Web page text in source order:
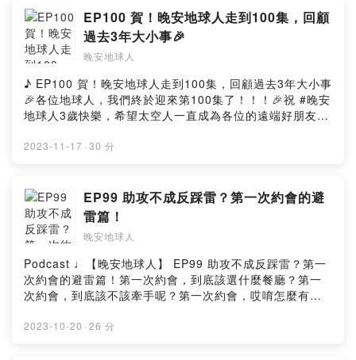
自在又專業完整的錄音空間～～MicMind Studio 提供六種
不同的主題空間，除了錄製Podcast以外，線上直播、課
程、節目拍攝等多元用途，都可以在這裡找到滿意的空
間！最最最重要的是，各位帥帥&水水來錄音前記得先
時拍沙龍照✨* 想看更多錄音室的漂亮畫面，請留守我們的
IG也歡迎到官網上了解更多：
https://www.micmind.studio--【本集精華重點】❤️ 傑西
真正體悟到：要先學會愛自己，才會好好愛別人❤️ 戀愛中
不代表改變，改變是一體多面的晚安地球人終於開通FB和
IG了，看到這兒的你快手刀去關注一波！🔍：晚安地球人
（@𝒘𝒂𝒏𝒂𝒏.𝒔𝒑𝒂𝒄𝒆𝒎𝒂𝒏）#晚安地球人 #晚安星球
#wananspaceman #wananplanet #WanAn• 更多晚安星
球 •▻ 晚安地球人 ◅主持 / Rain雨庭 Jess傑西動畫 /
XiaoTser曉池錄音 / Jess傑西 Rain雨庭剪輯 / Jess傑西
Rain雨庭文案 / Jess傑西▻ 背景BGM來源 ◅music by
sic promoted by suara id https://bit.ly/3gnOcnU▻ 晚
一直接感受就是：好！上！頭！在不爆雷的前提下，歡迎
大家好好聽聽這一集，聽聽新書的觀後心得❝ 沒有誰是壞
人，我們都只是有時會做壞事的人 ❞大家小時候都一定思
考過「長大後我會成為什麼樣的大人？」我們或許不會成
為了不起的大人，也不會成為拯救世界的英雄好漢但長大
的過程中才發現會有許多身不由己，也有很多無能為力有
些時候甚至一個無心之過，傷害了愛你且你深愛的人......
長大以後，如果我有了孩子，我希望我不會這樣教他／
她...不要阻止他／她、讓他／她去嘗試，讓曾經歷過的家
故事，我們可以投射到生活的點滴看完這本書的感想就
是：這本書跟人生其實有許多的相似之處像吃了糖果般甜
膩的感受去體會家人和愛人的愛與暖意；偶爾也像吃了檸
檬般酸澀無比、難以跨過這番滋味；也有些時候像是踩了
走進看不見盡頭的迷宮，完全找不到方向和出口...不劇
透，這本書太值得好好坐下來細細品味！無法控制的人生
與苦痛，以我們告終吧！2023再見，一起將心態歸零，好
（@𝒘𝒂𝒏𝒂𝒏.𝒔𝒑𝒂𝒄𝒆𝒎𝒂𝒏）的IG參加抽獎活動～❤️ᵕ̈ ᵕ̈ ᵕ̈ ᵕ̈ ᵕ̈ ᵕ̈ ᵕ̈
EP100 賀！晚安地球人走到100集，回顧
過去3年大小事🎉
晚安地球人
♪ EP100 賀！晚安地球人走到100集，回顧過去3年大小事
🎉各位地球人，我們終於迎來第100集了！！！🎉祝 #晚安
地球人3歲快樂，希望太空人一直成為各位的遠端好朋友
生活的碎片，好好地放入每一集當中也會盡可能發想跟當
回頭看看我們都不一樣了太空總部見證了我們的變化和成
長，從長髮變短髮又變長髮的那種除了外型產生了一些變
化（變老的部分），身分和心態也變很大傑西從青春校園
大學生變成一名上班族，也脫單了緊緊抓住幸福雨庭從剛
畢業的職場菜鳥，漸漸變成對工作有另一種詮釋的老鳥好
多東西都在悄悄發生變化，不過唯一不變的是...太空人們
都想給任何一個你遠端的陪伴，如果你需要 🫂當然在這些
日子裡，我們偶爾會有一些徬徨與掙扎究竟我們的內容會
不會有人喜歡？錄的主題是不是沒什麼意義？每當懷疑的
2023-11-17 · 30 分
EP99 助攻不成反踩雷？第一次約會的避
雷篇！
晚安地球人
Podcast ♩【晚安地球人】 EP99 助攻不成反踩雷？第一
次約會的避雷篇！第一次約會，到底該選什麼餐廳？第一
次約會，到底該不該牽手呢？第一次約會，哎唷怎麼有那
下一步該怎麼做？第一次約會的地點要選在哪裡呢？畢竟
2023-10-20 · 26 分